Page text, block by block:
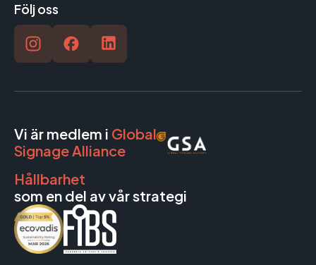
Följ oss
Vi är medlem i Global
Signage Alliance
Hållbarhet
som en del av vår strategi